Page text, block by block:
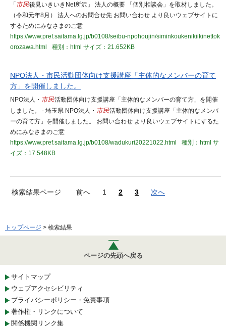
「 市民後見いきいきNet所沢」 法人の概要 「個別相談会」を取材しました。
（令和元年8月） 法人へのお問合せ先 お問い合わせ より良いウェブサイトに
するためにみなさまのご意
https://www.pref.saitama.lg.jp/b0108/seibu-npohoujin/siminkoukenikiikinettok
orozawa.html
種別：html サイズ：21.652KB
NPO法人・市民活動団体向け支援講座「主体的なメンバーの育て
方」を開催しました。
NPO法人・ 市民活動団体向け支援講座「主体的なメンバーの育て方」を開催
しました。 - 埼玉県 NPO法人・ 市民活動団体向け支援講座「主体的なメンバ
ーの育て方」を開催しました。 お問い合わせ より良いウェブサイトにするた
めにみなさまのご意
https://www.pref.saitama.lg.jp/b0108/wadukuri20221022.html
種別：html サ
イズ：17.548KB
検索結果ページ 前へ 1 2 3 次へ
トップページ > 検索結果
ページの先頭へ戻る
サイトマップ
ウェブアクセシビリティ
プライバシーポリシー・免責事項
著作権・リンクについて
関係機関リンク集